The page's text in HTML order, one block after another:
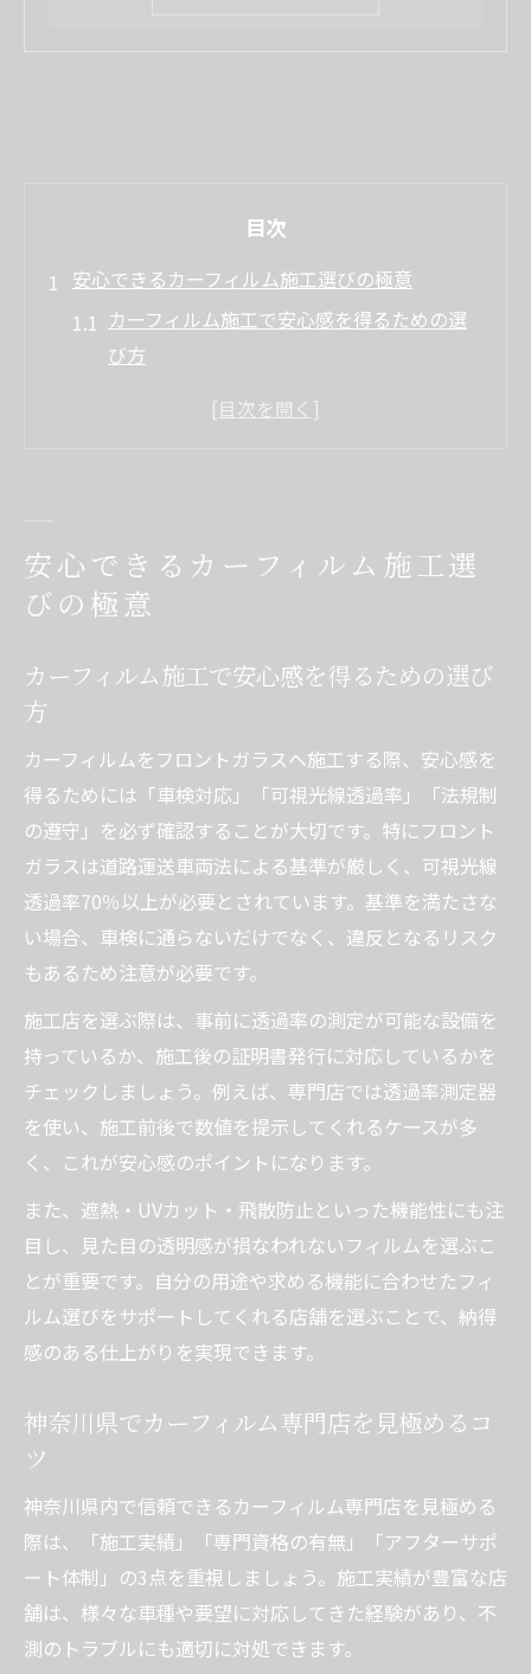
目次
安心できるカーフィルム施工選びの極意
カーフィルム施工で安心感を得るための選
び方
神奈川県でカーフィルム専門店を見極める
口コミ評価から見るカーフィルム店選びの
注意点
カーフィルムの品質と施工実績を比較する
事例集
透明感を損なわないカーフィルムの施工実
績
ゴーストフィルム施工店 神奈川の施工例比
較
カーフィルム施工 横浜の実例から学ぶポイ
神奈川県で知っておくべき車検基準とは
カーフィルム施工で守るべき車検基準の解
説
フロントガラスに貼れるカーフィルムの条
件
可視光線透過率とカーフィルムの車検基準
神奈川県でカーフィルム施工時の注意点ま
とめ
情
断熱・UVカット機能付きカーフィルムの選
び方
防犯性と飛散防止を重視したカーフィルム
選定
カーフィルムの機能性比較と選び方のコツ
安心できるカーフィルム施工選
びの極意
カーフィルム施工で安心感を得るための選び
方
カーフィルムをフロントガラスへ施工する際、安心感を
得るためには「車検対応」「可視光線透過率」「法規制
の遵守」を必ず確認することが大切です。特にフロント
ガラスは道路運送車両法による基準が厳しく、可視光線
透過率70％以上が必要とされています。基準を満たさな
い場合、車検に通らないだけでなく、違反となるリスク
もあるため注意が必要です。
施工店を選ぶ際は、事前に透過率の測定が可能な設備を
持っているか、施工後の証明書発行に対応しているかを
チェックしましょう。例えば、専門店では透過率測定器
を使い、施工前後で数値を提示してくれるケースが多
く、これが安心感のポイントになります。
また、遮熱・UVカット・飛散防止といった機能性にも注
目し、見た目の透明感が損なわれないフィルムを選ぶこ
とが重要です。自分の用途や求める機能に合わせたフィ
ルム選びをサポートしてくれる店舗を選ぶことで、納得
感のある仕上がりを実現できます。
神奈川県でカーフィルム専門店を見極めるコ
ツ
神奈川県内で信頼できるカーフィルム専門店を見極める
際は、「施工実績」「専門資格の有無」「アフターサポ
ート体制」の3点を重視しましょう。施工実績が豊富な店
舗は、様々な車種や要望に対応してきた経験があり、不
測のトラブルにも適切に対処できます。